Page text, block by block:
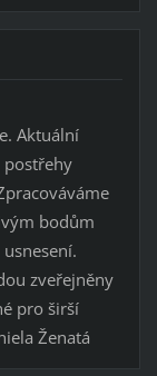
Aktuální
postřehy
bodům
zveřejněny
pro širší
Ženatá